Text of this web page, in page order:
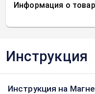
Информация о
Инструкция
Инструкция на